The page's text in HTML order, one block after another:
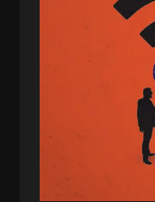
فائزه فتحی